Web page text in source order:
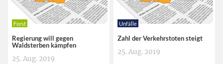
Forst
Regierung will gegen
Waldsterben kämpfen
25. Aug. 2019
Unfälle
Zahl der Verkehrstoten steigt
25. Aug. 2019